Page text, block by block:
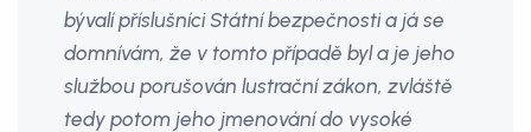
bývalí příslušníci Státní bezpečnosti a já se
domnívám, že v tomto případě byl a je jeho
službou porušován lustrační zákon, zvláště
tedy potom jeho jmenování do vysoké